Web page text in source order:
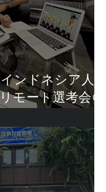
ンドネシア人技
モート選考会＠